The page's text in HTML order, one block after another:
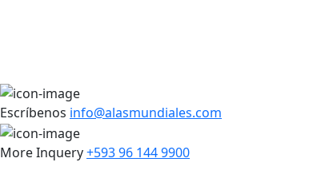
Escríbenos info@alasmundiales.com
More Inquery+593 96 144 9900